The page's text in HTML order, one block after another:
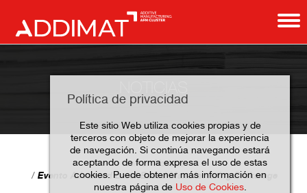
Política de privacidad
Este sitio Web utiliza cookies propias y de
terceros con objeto de mejorar la experiencia
de navegación. Si continúa navegando estará
aceptando de forma expresa el uso de estas
cookies. Puede obtener más información en
nuestra página de Uso de Cookies.
Home Noticias
Evento Advanced Laser Based Manufacturing Brokerage